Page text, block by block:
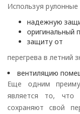
Используя
надежную
оригинальный
защиту от
перегрева в летний
вентиляцию
Еще одним
является то,
сохраняют свой